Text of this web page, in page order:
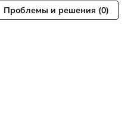
Проблемы и решения (0)